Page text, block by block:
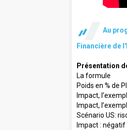
Au
Financière de
Présentation
La formule
Poids en % de
Impact,
Impact,
Scénario US:
Impact :